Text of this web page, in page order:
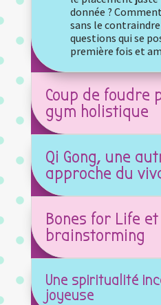
donnée ?
sans le
questions qui se
première fois et
Coup de foudre
gym holistique
Qi Gong, une
approche du
Bones for Life et
brainstorming
Une spiritualité
joyeuse